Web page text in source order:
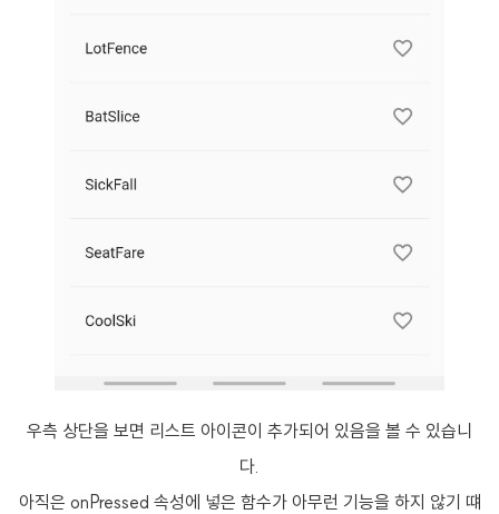
우측 상단을 보면 리스트 아이콘이 추가되어 있음을 볼 수 있습니
다.
아직은 onPressed 속성에 넣은 함수가 아무런 기능을 하지 않기 떄